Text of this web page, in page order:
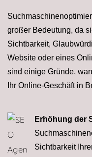
großer Bedeutung, da
Sichtbarkeit,
Website oder eines
sind einige Gründe,
Ihr Online-Geschäft in
Erhöhung der
Sichtbarkeit